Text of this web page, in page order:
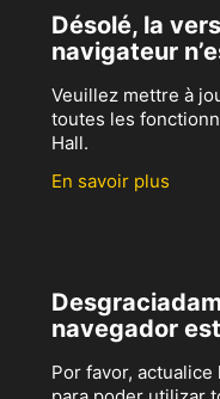
Désolé, la
navigateur
Veuillez mettre à
toutes les
Hall.
En savoir plus
navegador
Por favor,